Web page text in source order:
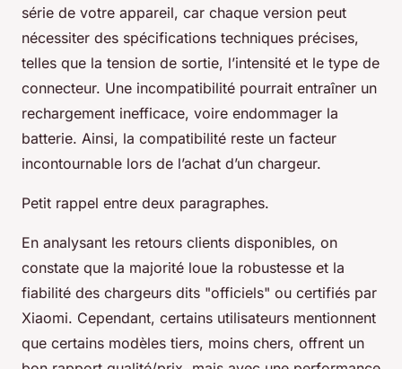
série de votre appareil, car chaque version peut
nécessiter des spécifications techniques précises,
telles que la tension de sortie, l’intensité et le type de
connecteur. Une incompatibilité pourrait entraîner un
rechargement inefficace, voire endommager la
batterie. Ainsi, la compatibilité reste un facteur
incontournable lors de l’achat d’un chargeur.
Petit rappel entre deux paragraphes.
En analysant les retours clients disponibles, on
constate que la majorité loue la robustesse et la
fiabilité des chargeurs dits "officiels" ou certifiés par
Xiaomi. Cependant, certains utilisateurs mentionnent
que certains modèles tiers, moins chers, offrent un